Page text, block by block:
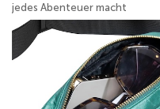
jedes Abenteuer macht